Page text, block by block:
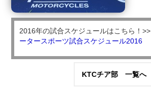
2016年の試合スケジュールはこちら！>>
ータースポーツ試合スケジュール2016
KTCチア部 一覧へ